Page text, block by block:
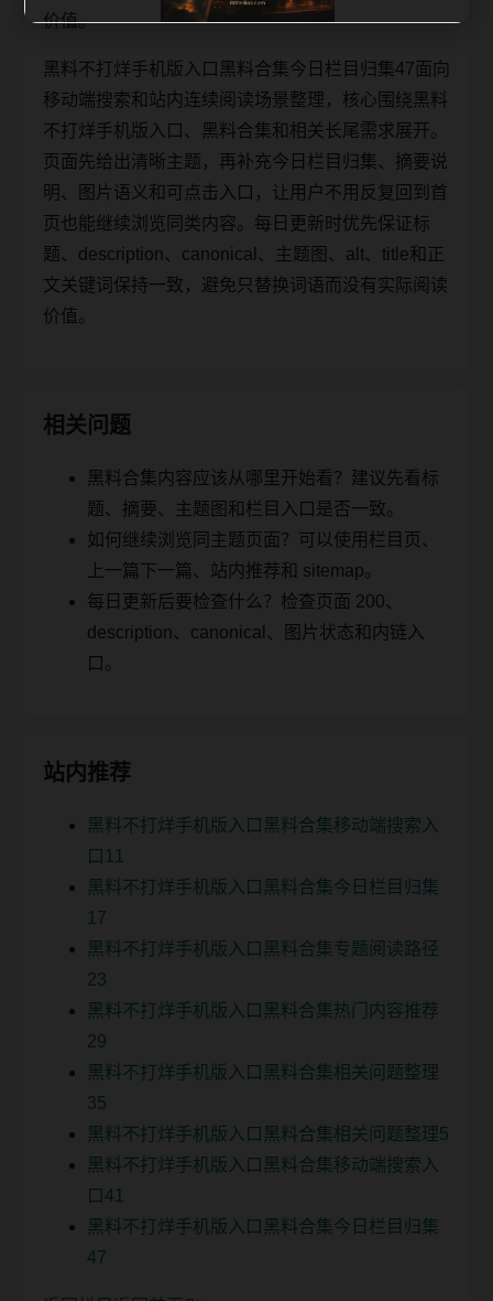
价值。
黑料不打烊手机版入口黑料合集今日栏目归集47面向
移动端搜索和站内连续阅读场景整理，核心围绕黑料
不打烊手机版入口、黑料合集和相关长尾需求展开。
页面先给出清晰主题，再补充今日栏目归集、摘要说
明、图片语义和可点击入口，让用户不用反复回到首
页也能继续浏览同类内容。每日更新时优先保证标
题、description、canonical、主题图、alt、title和正
文关键词保持一致，避免只替换词语而没有实际阅读
价值。
相关问题
黑料合集内容应该从哪里开始看？建议先看标
题、摘要、主题图和栏目入口是否一致。
如何继续浏览同主题页面？可以使用栏目页、
上一篇下一篇、站内推荐和 sitemap。
每日更新后要检查什么？检查页面 200、
description、canonical、图片状态和内链入
口。
站内推荐
黑料不打烊手机版入口黑料合集移动端搜索入
口11
黑料不打烊手机版入口黑料合集今日栏目归集
17
黑料不打烊手机版入口黑料合集专题阅读路径
23
黑料不打烊手机版入口黑料合集热门内容推荐
29
黑料不打烊手机版入口黑料合集相关问题整理
35
黑料不打烊手机版入口黑料合集相关问题整理5
黑料不打烊手机版入口黑料合集移动端搜索入
口41
黑料不打烊手机版入口黑料合集今日栏目归集
47